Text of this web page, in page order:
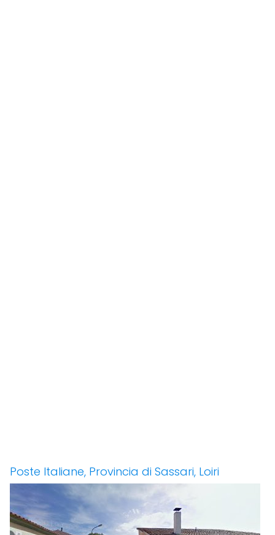
Poste Italiane, Provincia di Sassari, Loiri